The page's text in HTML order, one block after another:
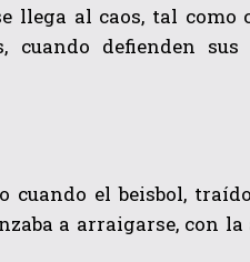
llega al caos, tal
cuando defienden
cuando el beisbol,
a arraigarse, con